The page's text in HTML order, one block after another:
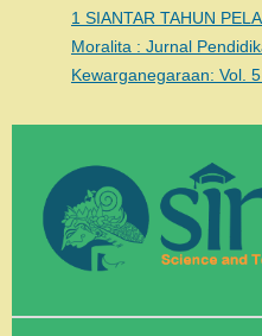
1 SIANTAR TAHUN
Moralita : Jurnal
Kewarganegaraan: Vol.